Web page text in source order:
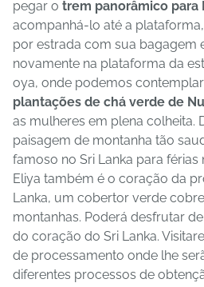
pegar o trem panorâmico para
acompanhá-lo até a
por estrada com sua bagagem
novamente na plataforma da
oya, onde podemos
plantações de chá verde de
as mulheres em plena colheita.
paisagem de montanha tão
famoso no Sri Lanka para férias
Eliya também é o coração da
Lanka, um cobertor verde
montanhas. Poderá desfrutar
do coração do Sri Lanka.
de processamento onde lhe
diferentes processos de